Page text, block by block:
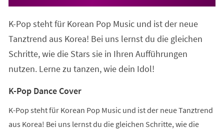
K-Pop steht für Korean Pop Music und ist der neue
Tanztrend aus Korea! Bei uns lernst du die gleichen
Schritte, wie die Stars sie in Ihren Aufführungen
nutzen. Lerne zu tanzen, wie dein Idol!
K-Pop Dance Cover
K-Pop steht für Korean Pop Music und ist der neue Tanztrend
aus Korea! Bei uns lernst du die gleichen Schritte, wie die